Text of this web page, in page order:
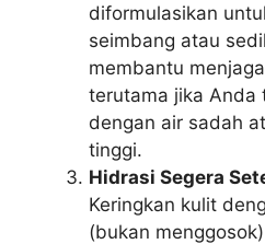
diformulasikan
seimbang atau
membantu menjaga
terutama jika Anda
dengan air sadah
tinggi.
Hidrasi Segera
Keringkan kulit
(bukan